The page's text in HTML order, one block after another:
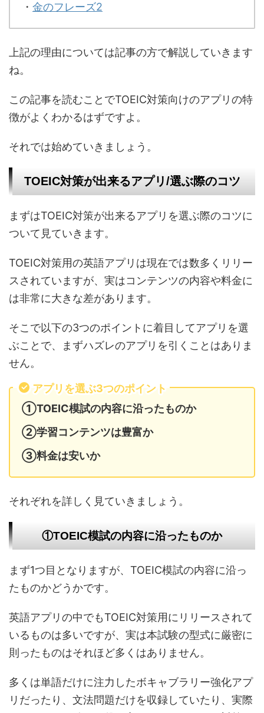
・ 金のフレーズ2
上記の理由については記事の方で解説していきます
ね。
この記事を読むことでTOEIC対策向けのアプリの特
徴がよくわかるはずですよ。
それでは始めていきましょう。
TOEIC対策が出来るアプリ/選ぶ際のコツ
まずはTOEIC対策が出来るアプリを選ぶ際のコツに
ついて見ていきます。
TOEIC対策用の英語アプリは現在では数多くリリー
スされていますが、実はコンテンツの内容や料金に
は非常に大きな差があります。
そこで以下の3つのポイントに着目してアプリを選
ぶことで、まずハズレのアプリを引くことはありま
せん。
アプリを選ぶ3つのポイント
①TOEIC模試の内容に沿ったものか
②学習コンテンツは豊富か
③料金は安いか
それぞれを詳しく見ていきましょう。
①TOEIC模試の内容に沿ったものか
まず1つ目となりますが、TOEIC模試の内容に沿っ
たものかどうかです。
英語アプリの中でもTOEIC対策用にリリースされて
いるものは多いですが、実は本試験の型式に厳密に
則ったものはそれほど多くはありません。
多くは単語だけに注力したボキャブラリー強化アプ
リだったり、文法問題だけを収録していたり、実際